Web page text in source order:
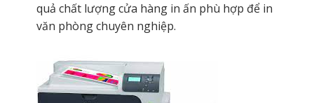
quả chất lượng cửa hàng in ấn phù hợp để in
văn phòng chuyên nghiệp.